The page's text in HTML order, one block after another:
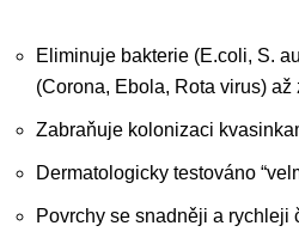
Eliminuje bakterie (E.coli, S.
(Corona, Ebola, Rota virus) až
Zabraňuje kolonizaci
Dermatologicky testováno
Povrchy se snadněji a rychleji